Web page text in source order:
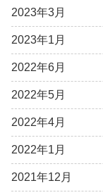
2023年3月
2023年1月
2022年6月
2022年5月
2022年4月
2022年1月
2021年12月